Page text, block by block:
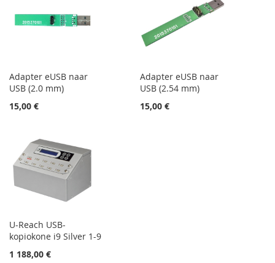
Adapter eUSB naar
USB (2.0 mm)
15,00 €
Adapter eUSB naar
USB (2.54 mm)
15,00 €
U-Reach USB-
kopiokone i9 Silver 1-9
1 188,00 €